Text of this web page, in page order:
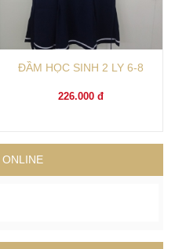
ĐẦM HỌC SINH 2 LY 6-8
226.000 đ